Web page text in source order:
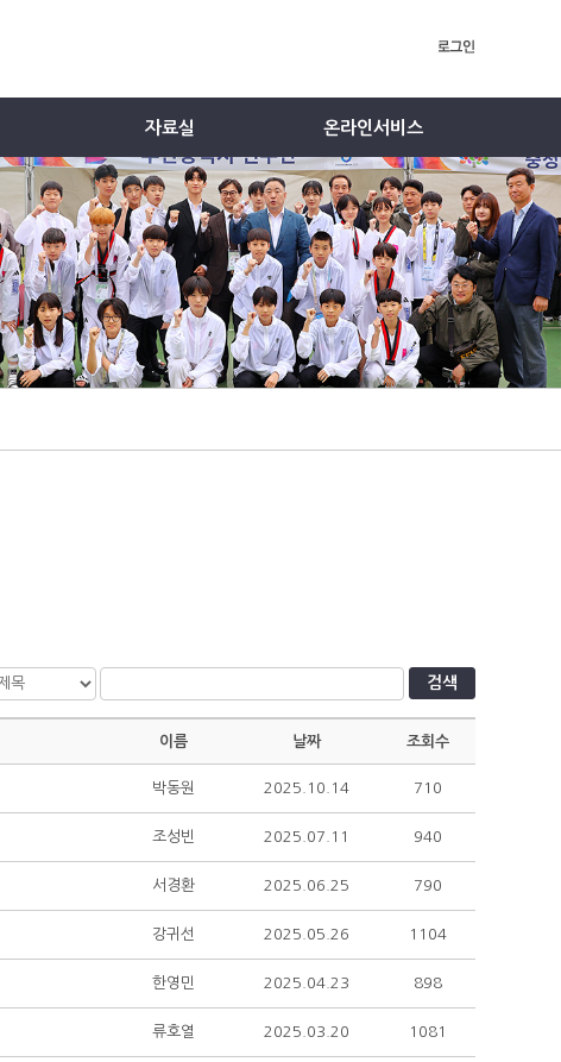
자료실 온라인서비스
검색
이름 날짜 조회수
박동원 2025.10.14 710
조성빈 2025.07.11 940
서경환 2025.06.25 790
강귀선 2025.05.26 1104
한영민 2025.04.23 898
류호열 2025.03.20 1081